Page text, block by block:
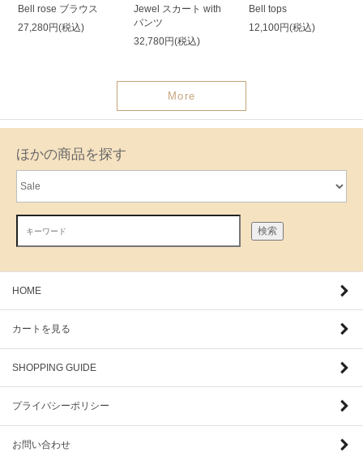
Bell rose ブラウス
27,280円(税込)
Jewel スカート with
パンツ
32,780円(税込)
Bell tops
12,100円(税込)
More
ほかの商品を探す
検索
HOME
カートを見る
SHOPPING GUIDE
プライバシーポリシー
お問い合わせ